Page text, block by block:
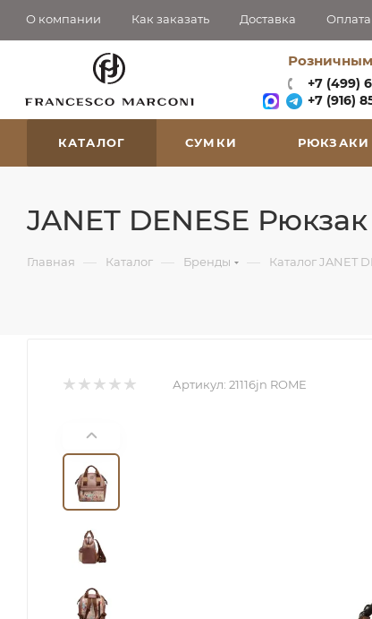
О компании Как заказать Доставка Оплата
+7 (499)
+7 (916)
КАТАЛОГ СУМКИ РЮКЗАКИ
JANET DENESE
Главная — Каталог — Бренды — Каталог JANET
Артикул: 21116jn ROME